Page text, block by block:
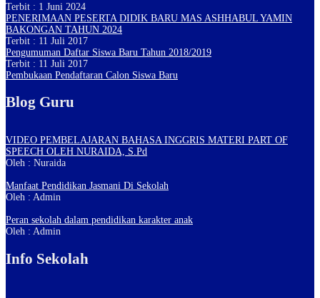
Terbit : 1 Juni 2024
PENERIMAAN PESERTA DIDIK BARU MAS ASHHABUL YAMIN
BAKONGAN TAHUN 2024
Terbit : 11 Juli 2017
Pengumuman Daftar Siswa Baru Tahun 2018/2019
Terbit : 11 Juli 2017
Pembukaan Pendaftaran Calon Siswa Baru
Blog Guru
VIDEO PEMBELAJARAN BAHASA INGGRIS MATERI PART OF
SPEECH OLEH NURAIDA, S.Pd
Oleh : Nuraida
Manfaat Pendidikan Jasmani Di Sekolah
Oleh : Admin
Peran sekolah dalam pendidikan karakter anak
Oleh : Admin
Info Sekolah